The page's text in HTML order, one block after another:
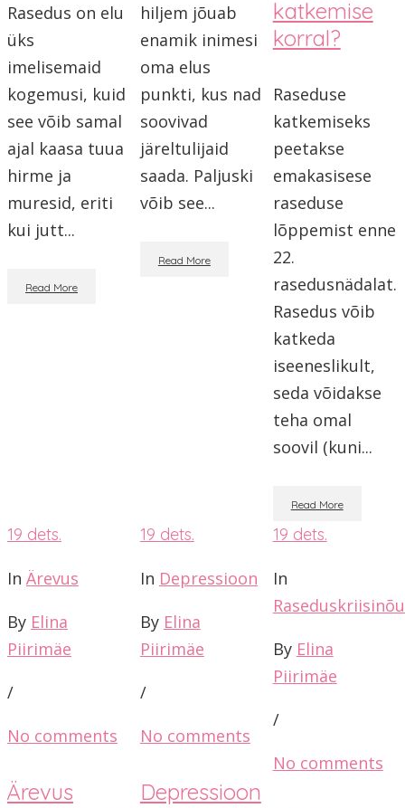
Rasedus on elu
üks
imelisemaid
kogemusi, kuid
see võib samal
ajal kaasa tuua
hirme ja
muresid, eriti
kui jutt...
Read More
hiljem jõuab
enamik inimesi
oma elus
punkti, kus nad
soovivad
järeltulijaid
saada. Paljuski
võib see...
Read More
katkemise
korral?
Raseduse
katkemiseks
peetakse
emakasisese
raseduse
lõppemist enne
22.
rasedusnädalat.
Rasedus võib
katkeda
iseeneslikult,
seda võidakse
teha omal
soovil (kuni...
Read More
19 dets.
In Ärevus
By Elina
Piirimäe
/
No comments
Ärevus
19 dets.
In Depressioon
By Elina
Piirimäe
/
No comments
Depressioon
19 dets.
In
By Elina
Piirimäe
/
No comments